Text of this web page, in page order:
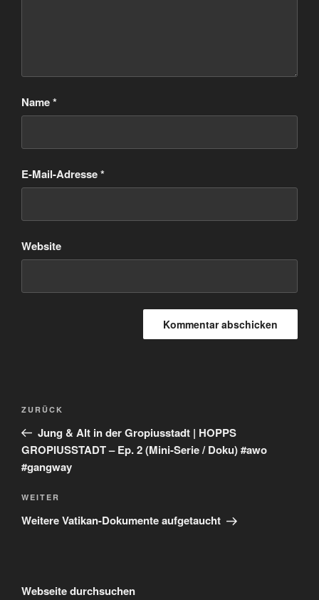
Name*
E-Mail-Adresse*
Website
Beitragsnavigation
Vorheriger
Beitrag
ZURÜCK
Jung & Alt in der Gropiusstadt | HOPPS
GROPIUSSTADT – Ep. 2 (Mini-Serie / Doku) #awo
#gangway
Nächster
Beitrag
WEITER
Weitere Vatikan-Dokumente aufgetaucht
Webseite durchsuchen